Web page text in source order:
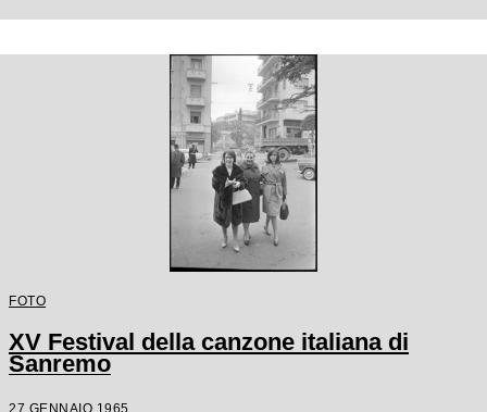
FOTO
XV Festival della canzone italiana di
Sanremo
27 GENNAIO 1965